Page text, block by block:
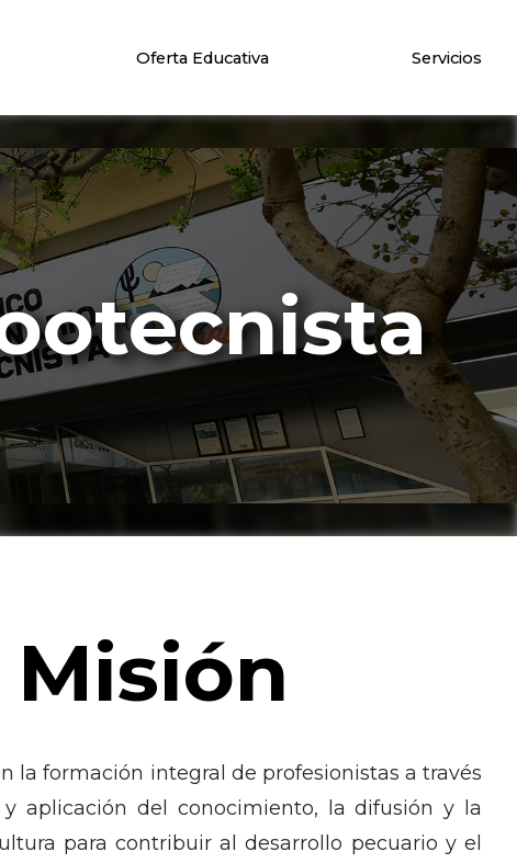
Oferta Educativa Servicios
Misión
la formación integral de profesionistas a través
aplicación del conocimiento, la difusión y la
para contribuir al desarrollo pecuario y el